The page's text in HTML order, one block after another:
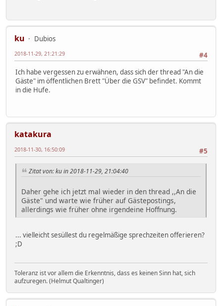
ku
Dubios
#4
2018-11-29, 21:21:29
Ich habe vergessen zu erwähnen, dass sich der thread "An die
Gäste" im öffentlichen Brett "Über die GSV" befindet. Kommt
in die Hufe.
katakura
#5
2018-11-30, 16:50:09
Zitat von: ku in 2018-11-29, 21:04:40
Daher gehe ich jetzt mal wieder in den thread ,,An die
Gäste" und warte wie früher auf Gästepostings,
allerdings wie früher ohne irgendeine Hoffnung.
... vielleicht sesüllest du regelmäßige sprechzeiten offerieren?
;D
Toleranz ist vor allem die Erkenntnis, dass es keinen Sinn hat, sich
aufzuregen. (Helmut Qualtinger)